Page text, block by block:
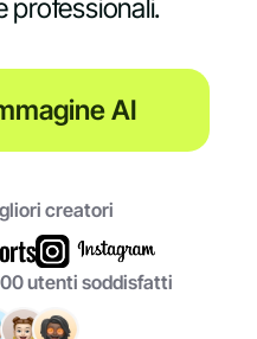
professionali.
AI
creatori
utenti soddisfatti